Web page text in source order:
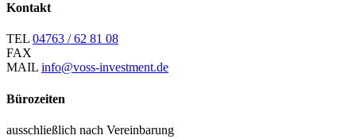
Kontakt
TEL 04763 / 62 81 08
FAX
MAIL info@voss-investment.de
Bürozeiten
ausschließlich nach Vereinbarung